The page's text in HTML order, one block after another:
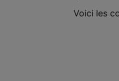
Voici les